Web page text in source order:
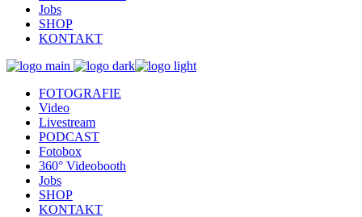
Jobs
SHOP
KONTAKT
FOTOGRAFIE
Video
Livestream
PODCAST
Fotobox
360° Videobooth
Jobs
SHOP
KONTAKT